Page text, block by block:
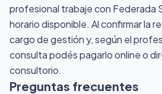
profesional trabaje con Federada
horario disponible. Al confirmar la
cargo de gestión y, según el
consulta podés pagarlo online o
consultorio.
Preguntas frecuentes